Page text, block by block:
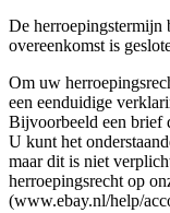
De herroepingstermijn
overeenkomst is
Om uw
een eenduidige
Bijvoorbeeld een brief
U kunt het
maar dit is niet
herroepingsrecht op
(www.ebay.nl/help/